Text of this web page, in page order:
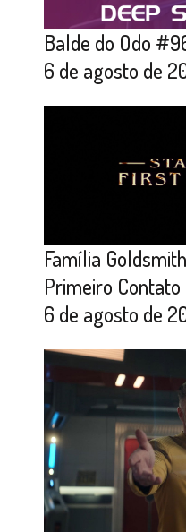
Balde do Odo
6 de agosto de
Família
Primeiro Contato
6 de agosto de